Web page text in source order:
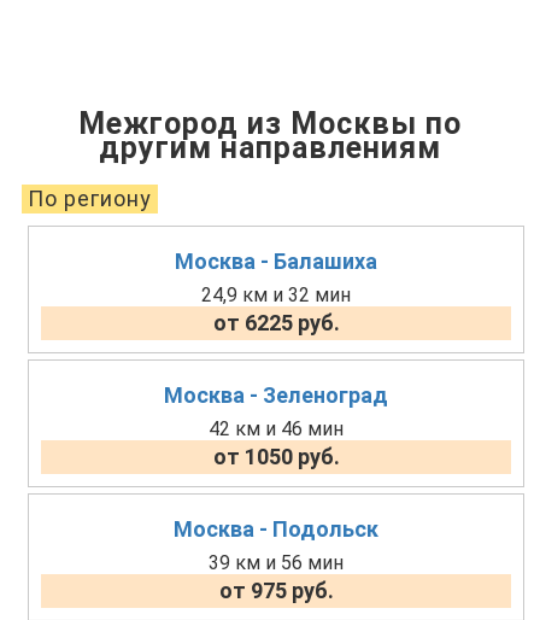
Межгород из Москвы по
другим направлениям
По региону
Москва - Балашиха
24,9 км и 32 мин
от 6225 руб.
Москва - Зеленоград
42 км и 46 мин
от 1050 руб.
Москва - Подольск
39 км и 56 мин
от 975 руб.